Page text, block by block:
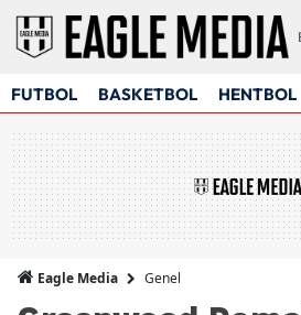
FUTBOL BASKETBOL HENTBOL
Eagle Media Genel